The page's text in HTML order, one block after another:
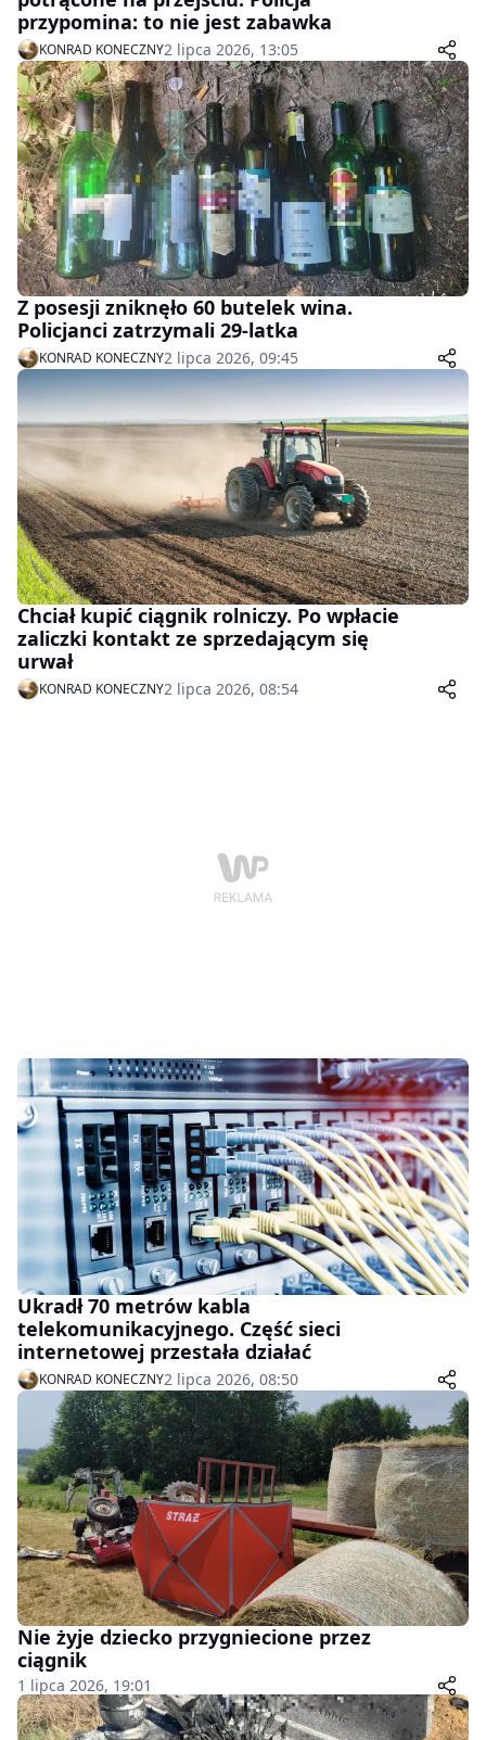
przypomina: to nie jest zabawka
KONRAD KONECZNY2 lipca 2026, 13:05
Z posesji zniknęło 60 butelek wina.
Policjanci zatrzymali 29-latka
KONRAD KONECZNY2 lipca 2026, 09:45
Chciał kupić ciągnik rolniczy. Po wpłacie
zaliczki kontakt ze sprzedającym się
urwał
KONRAD KONECZNY2 lipca 2026, 08:54
Ukradł 70 metrów kabla
telekomunikacyjnego. Część sieci
internetowej przestała działać
KONRAD KONECZNY2 lipca 2026, 08:50
Nie żyje dziecko przygniecione przez
ciągnik
1 lipca 2026, 19:01